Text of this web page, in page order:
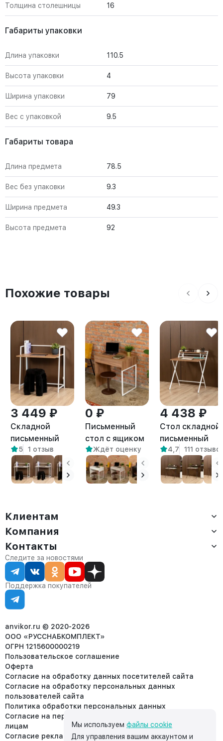
Толщина столешницы 16
Габариты упаковки
Длина упаковки 110.5
Высота упаковки 4
Ширина упаковки 79
Вес с упаковкой 9.5
Габариты товара
Длина предмета 78.5
Вес без упаковки 9.3
Ширина предмета 49.3
Высота предмета 92
Похожие товары
3 449 ₽
Складной
письменный
стол Кова
белый/
амаретто
5 1 отзыв
0 ₽
Письменный
стол с ящиком
Адэр белый/
амаретто
Ждёт оценку
4 438 ₽
Стол складной
письменный
Симетo белый/
амаретто
4,7 111
Клиентам
Доставка
Оплата
Сервис
Статус заказа
Статьи
Компания
О компании
Контакты
Партнёрам
Контакты
Отдел продаж:
8 (800) 234-22-62
corp@anvikor.ru
Ежедневно, с 7:00-19:00 (МСК)
Отдел рекламации:
8 (953) 455-25-61
Следите за новостями
Поддержка покупателей
anvikor.ru © 2020-2026
ООО «РУССНАБКОМПЛЕКТ»
ОГРН 1215600000219
Пользовательское соглашение
Оферта
Согласие на обработку данных посетителей сайта
Согласие на обработку персональных данных
пользователей сайта
Политика обработки персональных данных
Согласие на передачу персональных данных третьим
лицам
Согласие реклама
Мы используем файлы cookie
Для управления вашим аккаунтом и